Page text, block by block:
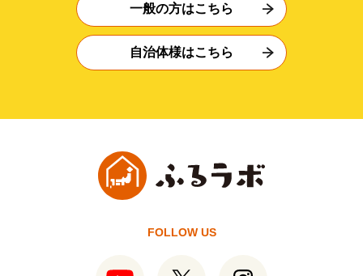
一般の方はこちら
自治体様はこちら
FOLLOW US